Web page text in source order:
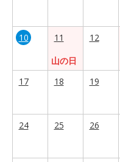
10
11
山の日
12
17
18 19
24 25 26